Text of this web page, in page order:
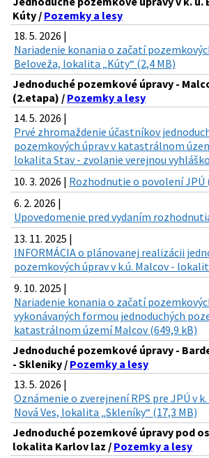
Kúty / Pozemky a lesy
18. 5. 2026 |
Nariadenie konania o začatí
Beloveža, lokalita „Kúty“ (2,4 MB)
Jednoduché pozemkové úpravy -
(2.etapa) / Pozemky a lesy
14. 5. 2026 |
Prvé zhromaždenie účastníkov
pozemkových úprav v katastrálnom
lokalita Stav - zvolanie verejnou
10. 3. 2026 | Rozhodnutie o povolení JPÚ
6. 2. 2026 |
Upovedomenie pred vydaním
13. 11. 2025 |
INFORMÁCIA o plánovanej realizácii
pozemkových úprav v k.ú. Malcov -
9. 10. 2025 |
Nariadenie konania o začatí
vykonávaných formou jednoduchých
katastrálnom území Malcov (649,9 kB)
Jednoduché pozemkové úpravy -
- Skleniky / Pozemky a lesy
13. 5. 2026 |
Oznámenie o zverejnení RPS pre JPÚ v
Nová Ves, lokalita „Skleníky“ (17,3 MB)
Jednoduché pozemkové úpravy pod
lokalita Karlov laz / Pozemky a lesy